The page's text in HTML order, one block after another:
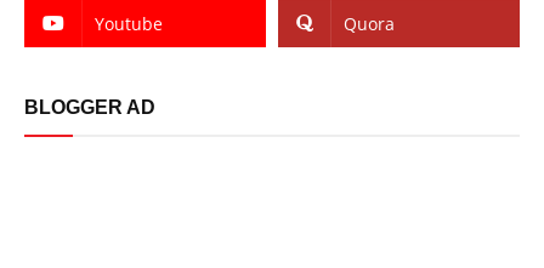
Youtube Quora
BLOGGER AD